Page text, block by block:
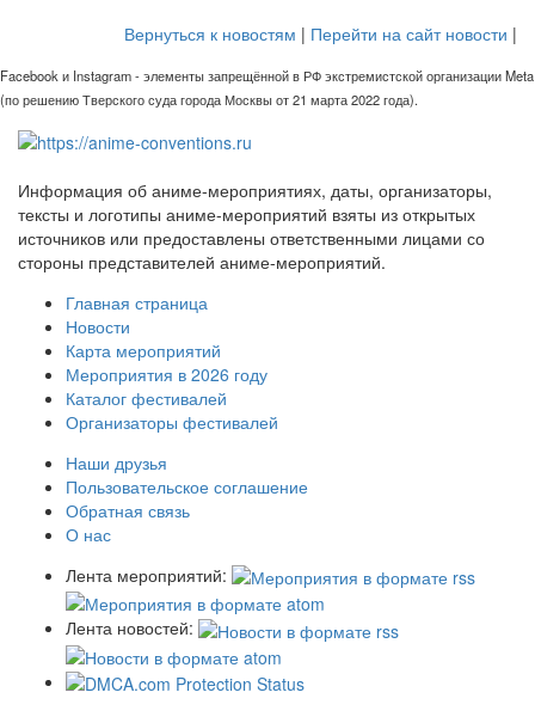
Вернуться к новостям | Перейти на сайт новости |
Facebook и Instagram - элементы запрещённой в РФ экстремистской организации Meta
(по решению Тверского суда города Москвы от 21 марта 2022 года).
Информация об аниме-мероприятиях, даты, организаторы,
тексты и логотипы аниме-мероприятий взяты из открытых
источников или предоставлены ответственными лицами со
стороны представителей аниме-мероприятий.
Главная страница
Новости
Карта мероприятий
Мероприятия в 2026 году
Каталог фестивалей
Организаторы фестивалей
Наши друзья
Пользовательское соглашение
Обратная связь
О нас
Лента мероприятий:
Лента новостей: